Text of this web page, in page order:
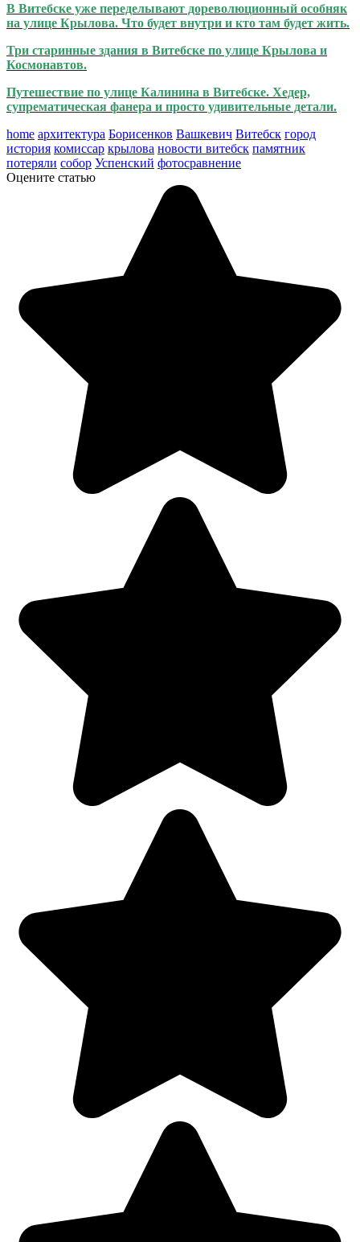
В Витебске уже переделывают дореволюционный особняк
на улице Крылова. Что будет внутри и кто там будет жить.
Три старинные здания в Витебске по улице Крылова и
Космонавтов.
Путешествие по улице Калинина в Витебске. Хедер,
супрематическая фанера и просто удивительные детали.
home архитектура Борисенков Вашкевич Витебск город
история комиссар крылова новости витебск памятник
потеряли собор Успенский фотосравнение
Оцените статью